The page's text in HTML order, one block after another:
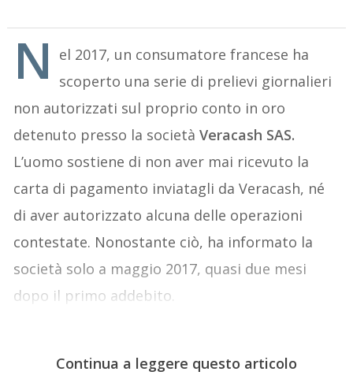
N
el 2017, un consumatore francese ha
scoperto una serie di prelievi giornalieri
non autorizzati sul proprio conto in oro
detenuto presso la societàVeracash SAS.
L’uomo sostiene di non aver mai ricevuto la
carta di pagamento inviatagli da Veracash, né
di aver autorizzato alcuna delle operazioni
contestate. Nonostante ciò, ha informato la
società solo a maggio 2017, quasi due mesi
dopo il primo addebito.
Continua a leggere questo articolo